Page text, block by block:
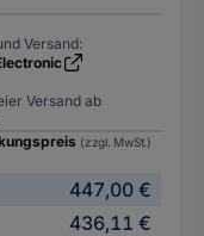
Versand:
Versand ab
(zzgl. MwSt.)
447,00 €
436,11 €